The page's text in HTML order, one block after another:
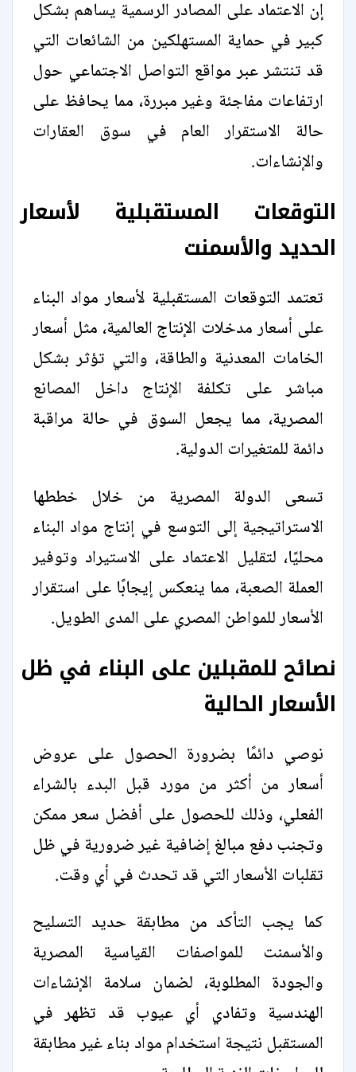
إن الاعتماد على المصادر الرسمية يساهم بشكل
كبير في حماية المستهلكين من الشائعات التي
قد تنتشر عبر مواقع التواصل الاجتماعي حول
ارتفاعات مفاجئة وغير مبررة، مما يحافظ على
حالة الاستقرار العام في سوق العقارات
والإنشاءات.
التوقعات المستقبلية لأسعار
الحديد والأسمنت
تعتمد التوقعات المستقبلية لأسعار مواد البناء
على أسعار مدخلات الإنتاج العالمية، مثل أسعار
الخامات المعدنية والطاقة، والتي تؤثر بشكل
مباشر على تكلفة الإنتاج داخل المصانع
المصرية، مما يجعل السوق في حالة مراقبة
دائمة للمتغيرات الدولية.
تسعى الدولة المصرية من خلال خططها
الاستراتيجية إلى التوسع في إنتاج مواد البناء
محليًا، لتقليل الاعتماد على الاستيراد وتوفير
العملة الصعبة، مما ينعكس إيجابًا على استقرار
الأسعار للمواطن المصري على المدى الطويل.
نصائح للمقبلين على البناء في ظل
الأسعار الحالية
نوصي دائمًا بضرورة الحصول على عروض
أسعار من أكثر من مورد قبل البدء بالشراء
الفعلي، وذلك للحصول على أفضل سعر ممكن
وتجنب دفع مبالغ إضافية غير ضرورية في ظل
تقلبات الأسعار التي قد تحدث في أي وقت.
كما يجب التأكد من مطابقة حديد التسليح
والأسمنت للمواصفات القياسية المصرية
والجودة المطلوبة، لضمان سلامة الإنشاءات
الهندسية وتفادي أي عيوب قد تظهر في
المستقبل نتيجة استخدام مواد بناء غير مطابقة